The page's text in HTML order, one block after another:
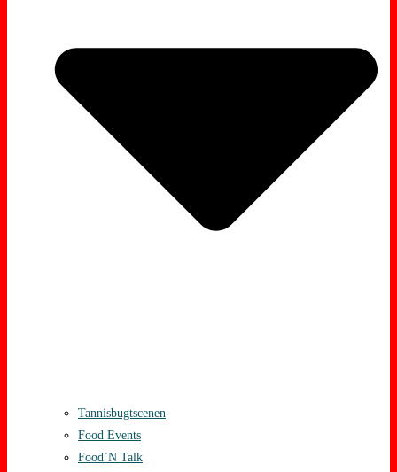
Tannisbugtscenen
Food Events
Food`N Talk